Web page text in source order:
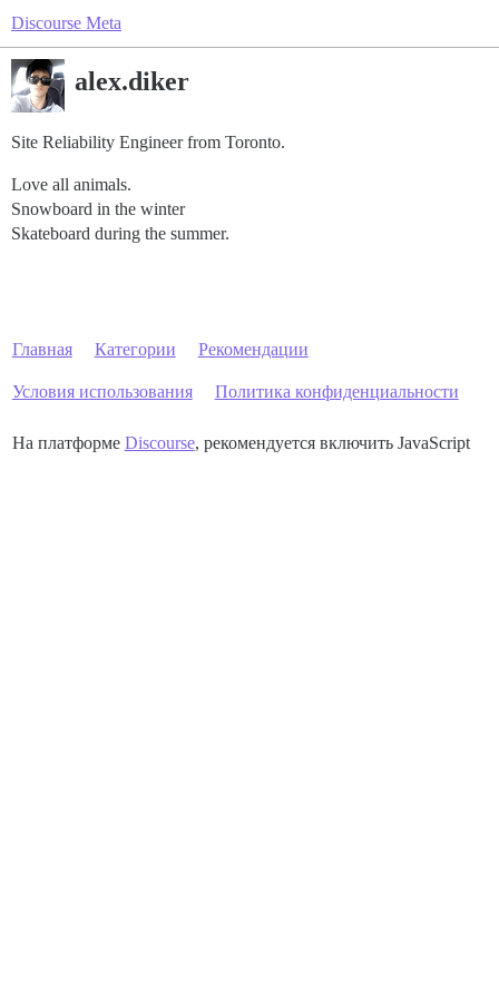
Discourse Meta
alex.diker
Site Reliability Engineer from Toronto.
Love all animals.
Snowboard in the winter
Skateboard during the summer.
Главная Категории Рекомендации
Условия использования Политика конфиденциальности
На платформе Discourse, рекомендуется включить JavaScript